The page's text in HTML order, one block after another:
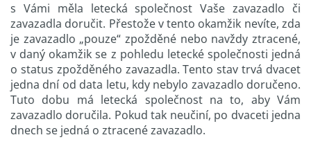
s Vámi měla letecká společnost Vaše zavazadlo či
zavazadla doručit. Přestože v tento okamžik nevíte, zda
je zavazadlo „pouze“ zpožděné nebo navždy ztracené,
v daný okamžik se z pohledu letecké společnosti jedná
o status zpožděného zavazadla. Tento stav trvá dvacet
jedna dní od data letu, kdy nebylo zavazadlo doručeno.
Tuto dobu má letecká společnost na to, aby Vám
zavazadlo doručila. Pokud tak neučiní, po dvaceti jedna
dnech se jedná o ztracené zavazadlo.